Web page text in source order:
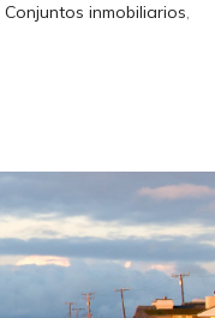
Conjuntos inmobiliarios,